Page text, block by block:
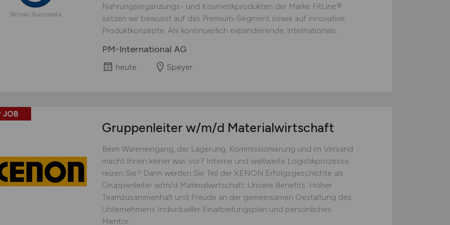
Nahrungsergänzungs- und Kosmetikprodukten der Marke FitLine®
setzen wir bewusst auf das Premium-Segment sowie auf innovative
Produktkonzepte. Als kontinuierlich expandierende, internationale...
PM-International AG
heute Speyer
JOB
Gruppenleiter w/m/d Materialwirtschaft
Beim Wareneingang, der Lagerung, Kommissionierung und im Versand
macht Ihnen keiner was vor? Interne und weltweite Logistikprozesse
reizen Sie? Dann werden Sie Teil der XENON.Erfolgsgeschichte als
Gruppenleiter w/m/d Materialwirtschaft. Unsere Benefits: Hoher
Teamzusammenhalt und Freude an der gemeinsamen Gestaltung des
Unternehmens Individueller Einarbeitungsplan und persönliches
Mentor...